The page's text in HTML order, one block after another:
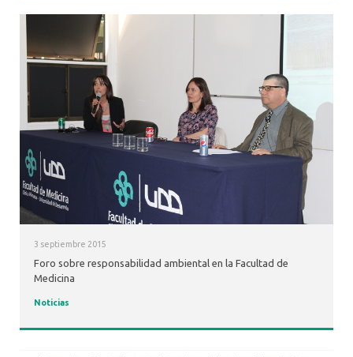
3 septiembre 2015
Foro sobre responsabilidad ambiental en la Facultad de
Medicina
Noticias